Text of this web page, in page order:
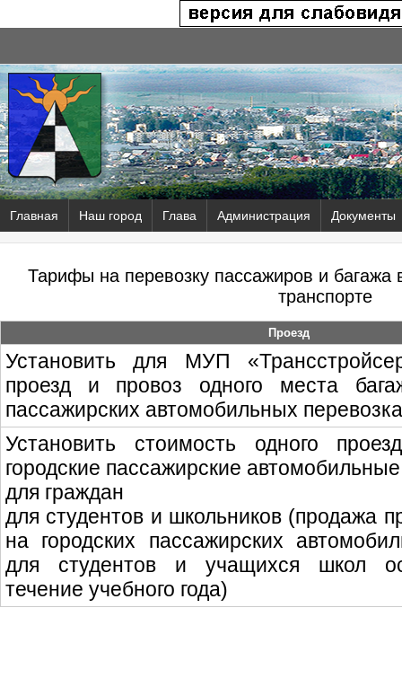
Главная Наш город Глава Администрация Документы
Тарифы на перевозку пассажиров и багажа
транспорте
Проезд
Установить для МУП
проезд и провоз одного места
пассажирских автомобильных
Установить стоимость одного
городские пассажирские
для граждан
для студентов и школьников (продажа
на городских пассажирских
для студентов и учащихся школ
течение учебного года)